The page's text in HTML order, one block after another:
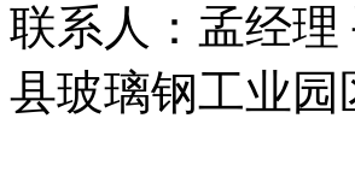
联系人：孟经理
县玻璃钢工业园